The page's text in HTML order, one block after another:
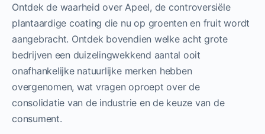
Ontdek de waarheid over Apeel, de controversiële
plantaardige coating die nu op groenten en fruit wordt
aangebracht. Ontdek bovendien welke acht grote
bedrijven een duizelingwekkend aantal ooit
onafhankelijke natuurlijke merken hebben
overgenomen, wat vragen oproept over de
consolidatie van de industrie en de keuze van de
consument.